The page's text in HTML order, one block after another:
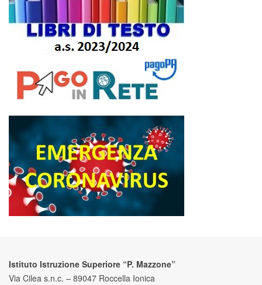
Istituto Istruzione Superiore “P. Mazzone”
Via Cilea s.n.c. – 89047 Roccella Ionica